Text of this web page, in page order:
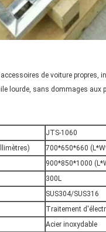
de voiture propres,
lourde, sans dommages
JTS-1060
700*650*660
900*850*1000
300L
SUS304/SUS316
Traitement
Acier inoxydable